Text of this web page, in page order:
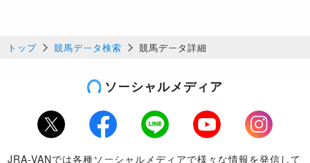
トップ 競馬データ検索 競馬データ詳細
ソーシャルメディア
Twitter Facebook LINE Youtube
Instagram
JRA-VANでは各種ソーシャルメディアで様々な情報を発信して